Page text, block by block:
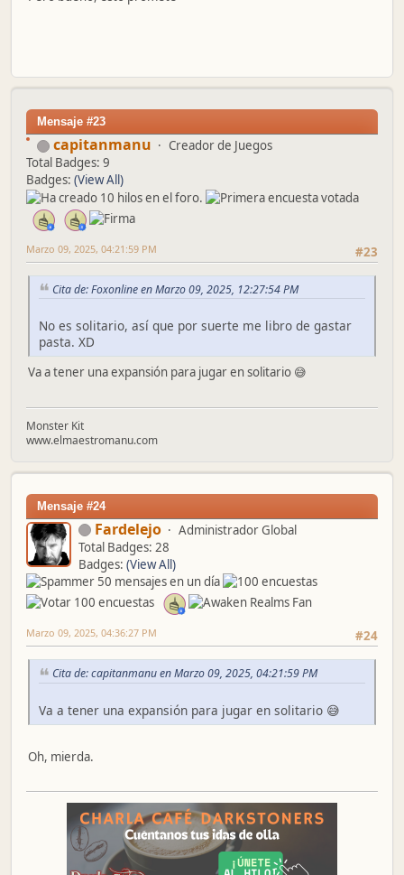
Mensaje #23
capitanmanu
Creador de Juegos
Total Badges: 9
Badges: (View All)
#23
Marzo 09, 2025, 04:21:59 PM
Cita de: Foxonline en Marzo 09, 2025, 12:27:54 PM
No es solitario, así que por suerte me libro de gastar
pasta. XD
Va a tener una expansión para jugar en solitario 😅
Monster Kit
www.elmaestromanu.com
Mensaje #24
Fardelejo
Administrador Global
Total Badges: 28
Badges: (View All)
#24
Marzo 09, 2025, 04:36:27 PM
Cita de: capitanmanu en Marzo 09, 2025, 04:21:59 PM
Va a tener una expansión para jugar en solitario 😅
Oh, mierda.